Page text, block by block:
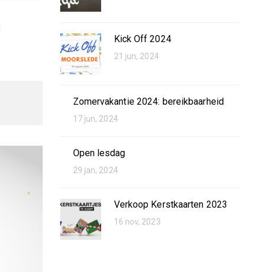
Kick Off 2024
21 jun, 2024
Zomervakantie 2024: bereikbaarheid
17 jun, 2024
Open lesdag
29 jan, 2024
Verkoop Kerstkaarten 2023
16 nov, 2023